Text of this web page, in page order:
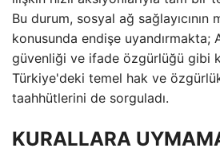
Bu durum, sosyal ağ sağlayıcının
konusunda endişe uyandırmakta;
güvenliği ve ifade özgürlüğü gibi
Türkiye'deki temel hak ve
taahhütlerini de sorguladı.
KURALLARA